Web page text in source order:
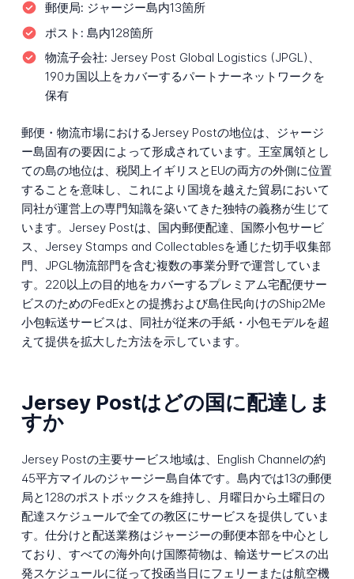
郵便局: ジャージー島内13箇所
ポスト: 島内128箇所
物流子会社: Jersey Post Global Logistics (JPGL)、
190カ国以上をカバーするパートナーネットワークを
保有
郵便・物流市場におけるJersey Postの地位は、ジャージ
ー島固有の要因によって形成されています。王室属領とし
ての島の地位は、税関上イギリスとEUの両方の外側に位置
することを意味し、これにより国境を越えた貿易において
同社が運営上の専門知識を築いてきた独特の義務が生じて
います。Jersey Postは、国内郵便配達、国際小包サービ
ス、Jersey Stamps and Collectablesを通じた切手収集部
門、JPGL物流部門を含む複数の事業分野で運営していま
す。220以上の目的地をカバーするプレミアム宅配便サー
ビスのためのFedExとの提携および島住民向けのShip2Me
小包転送サービスは、同社が従来の手紙・小包モデルを超
えて提供を拡大した方法を示しています。
Jersey Postはどの国に配達しま
すか
Jersey Postの主要サービス地域は、English Channelの約
45平方マイルのジャージー島自体です。島内では13の郵便
局と128のポストボックスを維持し、月曜日から土曜日の
配達スケジュールで全ての教区にサービスを提供していま
す。仕分けと配送業務はジャージーの郵便本部を中心とし
ており、すべての海外向け国際荷物は、輸送サービスの出
発スケジュールに従って投函当日にフェリーまたは航空機